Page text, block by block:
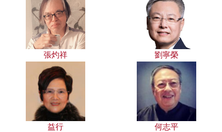
張灼祥 劉寧榮
益行 何志平